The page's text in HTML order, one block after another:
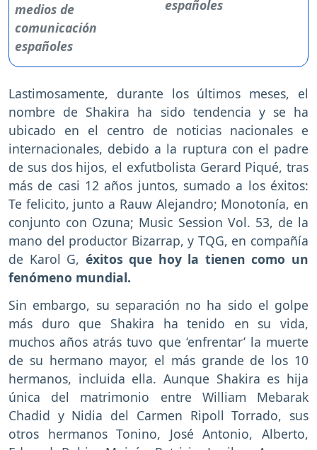
españoles
Lastimosamente, durante los últimos meses, el
nombre de Shakira ha sido tendencia y se ha
ubicado en el centro de noticias nacionales e
internacionales, debido a la ruptura con el padre
de sus dos hijos, el exfutbolista Gerard Piqué, tras
más de casi 12 años juntos, sumado a los éxitos:
Te felicito, junto a Rauw Alejandro; Monotonía, en
conjunto con Ozuna; Music Session Vol. 53, de la
mano del productor Bizarrap, y TQG, en compañía
de Karol G, éxitos que hoy la tienen como un
fenómeno mundial.
Sin embargo, su separación no ha sido el golpe
más duro que Shakira ha tenido en su vida,
muchos años atrás tuvo que ‘enfrentar’ la muerte
de su hermano mayor, el más grande de los 10
hermanos, incluida ella. Aunque Shakira es hija
única del matrimonio entre William Mebarak
Chadid y Nidia del Carmen Ripoll Torrado, sus
otros hermanos Tonino, José Antonio, Alberto,